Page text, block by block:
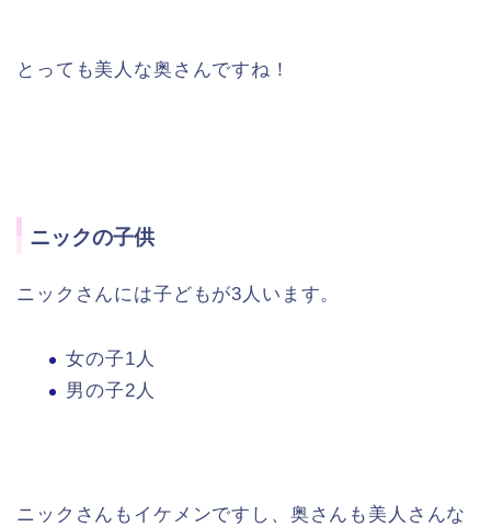
とっても美人な奥さんですね！
ニックの子供
ニックさんには子どもが3人います。
女の子1人
男の子2人
ニックさんもイケメンですし、奥さんも美人さんな